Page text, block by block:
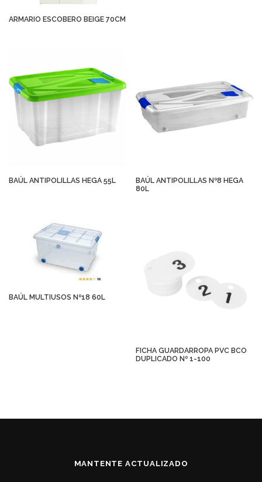
ARMARIO ESCOBERO BEIGE 70CM
BAÚL ANTIPOLILLAS HEGA 55L
BAÚL ANTIPOLILLAS Nº8 HEGA
80L
BAÚL MULTIUSOS Nº18 60L
FICHA GUARDARROPA PVC BCO
DUPLICADO Nº 1-100
MANTENTE ACTUALIZADO